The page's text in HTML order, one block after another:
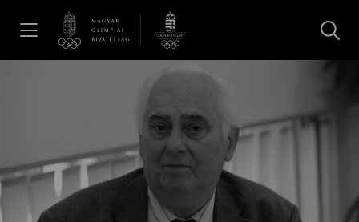
Galéria
Dakar 2026